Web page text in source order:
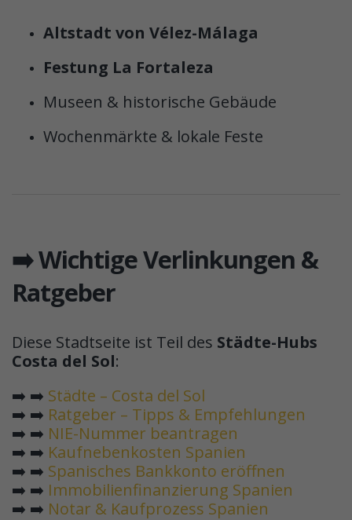
Altstadt von Vélez-Málaga
Festung La Fortaleza
Museen & historische Gebäude
Wochenmärkte & lokale Feste
➡️ Wichtige Verlinkungen &
Ratgeber
Diese Stadtseite ist Teil des Städte-Hubs
Costa del Sol:
➡️ ➡️ Städte – Costa del Sol
➡️ ➡️ Ratgeber – Tipps & Empfehlungen
➡️ ➡️ NIE-Nummer beantragen
➡️ ➡️ Kaufnebenkosten Spanien
➡️ ➡️ Spanisches Bankkonto eröffnen
➡️ ➡️ Immobilienfinanzierung Spanien
➡️ ➡️ Notar & Kaufprozess Spanien